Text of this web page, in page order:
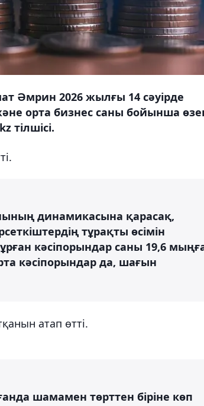
Әмрин 2026 жылғы 14 сәуірде
орта бизнес саны бойынша
тілшісі.
динамикасына қарасақ,
тұрақты өсімін
кәсіпорындар саны 19,6
кәсіпорындар да, шағын
атап өтті.
шамамен төрттен біріне көп